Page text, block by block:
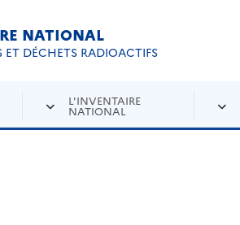
NATIONAL
ET DÉCHETS RADIOACTIFS
L'INVENTAIRE
NATIONAL